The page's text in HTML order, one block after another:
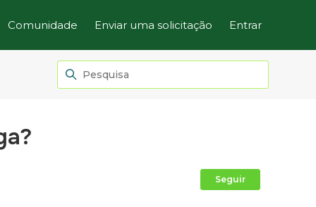
Comunidade Enviar uma solicitação Entrar
Seguir